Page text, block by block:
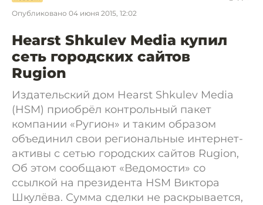
Опубликовано 04 июня 2015, 12:02
Hearst Shkulev Media купил
сеть городских сайтов
Rugion
Издательский дом Hearst Shkulev Media
(HSM) приобрёл контрольный пакет
компании «Ругион» и таким образом
объединил свои региональные интернет-
активы с сетью городских сайтов Rugion,
Об этом сообщают «Ведомости» со
ссылкой на президента HSM Виктора
Шкулёва. Сумма сделки не раскрывается,